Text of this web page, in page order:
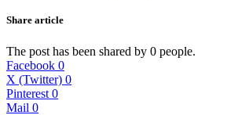
Share article
The post has been shared by 0 people.
Facebook 0
X (Twitter) 0
Pinterest 0
Mail 0